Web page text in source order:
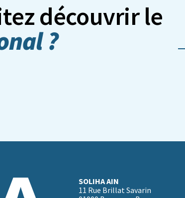
découvrir le
?
SOLIHA AIN
11 Rue Brillat Savarin